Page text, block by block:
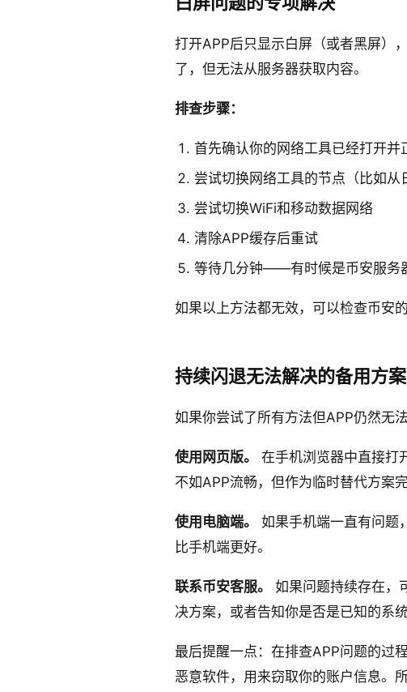
打开APP后只显示白屏（或者黑屏）
了，但无法从服务器获取内容。
排查步骤：
首先确认你的网络工具已经打开并
尝试切换网络工具的节点（比如从
尝试切换WiFi和移动数据网络
清除APP缓存后重试
等待几分钟——有时候是币安服务
如果以上方法都无效，可以检查币安
持续闪退无法解决的备用方案
如果你尝试了所有方法但APP仍然无
使用网页版。
在手机浏览器中直接打
不如APP流畅，但作为临时替代方案完
使用电脑端。
如果手机端一直有问题
比手机端更好。
联系币安客服。
如果问题持续存在，
决方案，或者告知你是否是已知的系统
最后提醒一点：在排查APP问题的过
恶意软件，用来窃取你的账户信息。